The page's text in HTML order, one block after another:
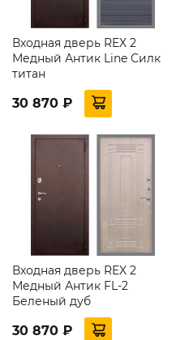
Входная дверь REX 2
Медный Антик Line Силк
титан
30 870 ₽
Входная дверь REX 2
Медный Антик FL-2
Беленый дуб
30 870 ₽